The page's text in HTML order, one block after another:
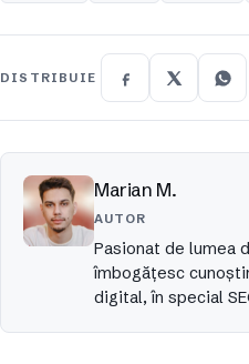
DISTRIBUIE
Marian M.
AUTOR
Pasionat de lumea
îmbogățesc
digital, în special